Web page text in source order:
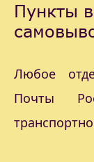
Пункты
Любое
Почты